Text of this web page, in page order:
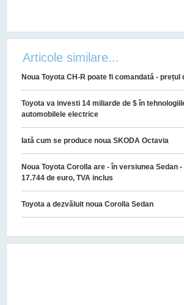
Articole similare...
Noua Toyota CH-R poate fi comandată -
Toyota va investi 14 miliarde de $ în
automobilele electrice
Iată cum se produce noua SKODA Octavia
Noua Toyota Corolla are - în versiunea Sedan
17.744 de euro, TVA inclus
Toyota a dezvăluit noua Corolla Sedan